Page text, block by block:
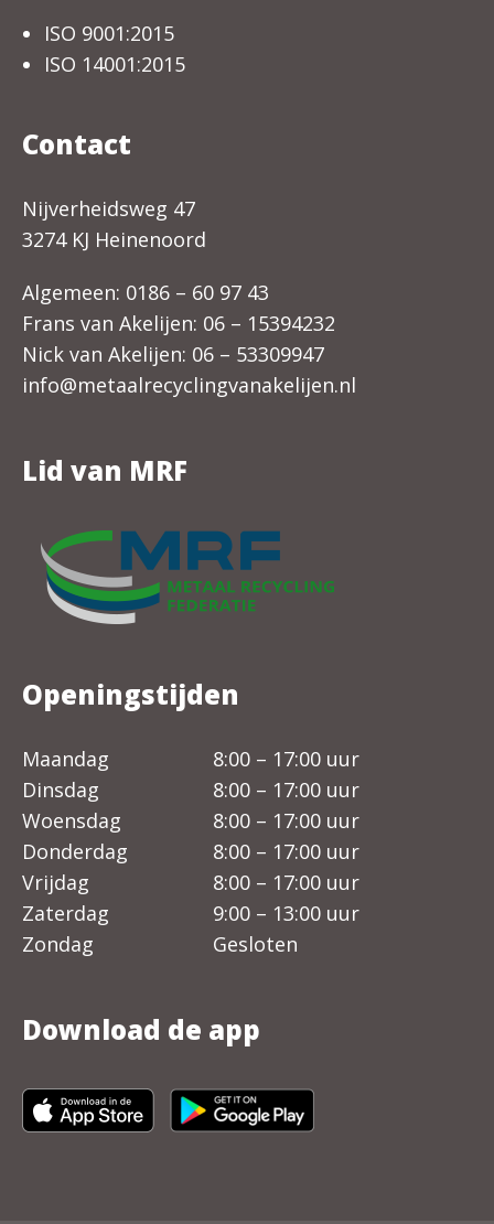
ISO 9001:2015
ISO 14001:2015
Contact
Nijverheidsweg 47
3274 KJ Heinenoord
Algemeen: 0186 – 60 97 43
Frans van Akelijen: 06 – 15394232
Nick van Akelijen: 06 – 53309947
info@metaalrecyclingvanakelijen.nl
Lid van MRF
Openingstijden
Maandag
8:00 – 17:00 uur
Dinsdag
8:00 – 17:00 uur
Woensdag
8:00 – 17:00 uur
Donderdag
8:00 – 17:00 uur
Vrijdag
8:00 – 17:00 uur
Zaterdag
9:00 – 13:00 uur
Zondag
Gesloten
Download de app